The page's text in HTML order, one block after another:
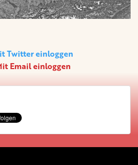
Twitter einloggen
Email einloggen